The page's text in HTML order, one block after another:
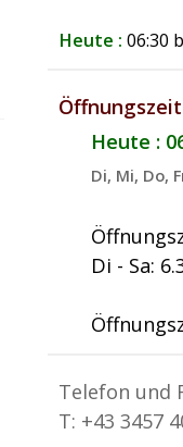
Heute : 06:30
Heute :
Di, Mi, Do,
Di - Sa:
Telefon und
T: +43 3457